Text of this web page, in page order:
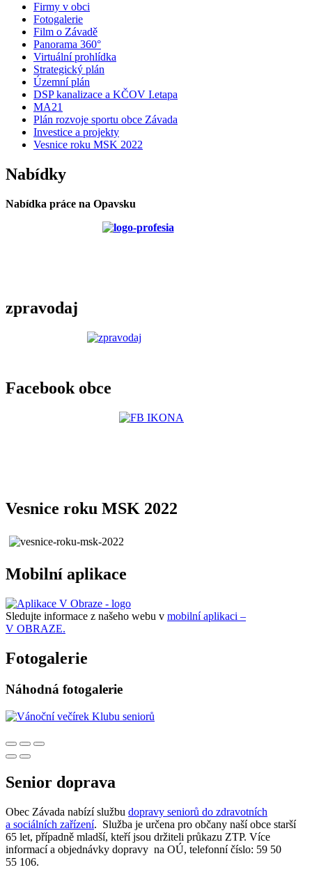
Firmy v obci
Fotogalerie
Film o Závadě
Panorama 360°
Virtuální prohlídka
Strategický plán
Územní plán
DSP kanalizace a KČOV I.etapa
MA21
Plán rozvoje sportu obce Závada
Investice a projekty
Vesnice roku MSK 2022
Nabídky
Nabídka práce na Opavsku
zpravodaj
Facebook obce
Vesnice roku MSK 2022
Mobilní aplikace
Sledujte informace z našeho webu v mobilní aplikaci –
V OBRAZE.
Fotogalerie
Náhodná fotogalerie
Senior doprava
Obec Závada nabízí službu dopravy seniorů do zdravotních
a sociálních zařízení. Služba je určena pro občany naší obce starší
65 let, případně mladší, kteří jsou držiteli průkazu ZTP. Více
informací a objednávky dopravy na OÚ, telefonní číslo: 59 50
55 106.